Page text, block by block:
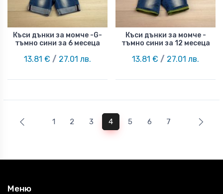
Къси дънки за момче -G-
тъмно сини за 6 месеца
13.81 € / 27.01 лв.
Къси дънки за момче -
тъмно сини за 12 месеца
13.81 € / 27.01 лв.
1 2 3 4 5 6 7
Меню